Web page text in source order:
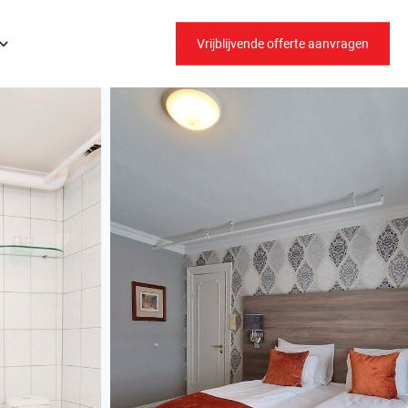
Vrijblijvende offerte aanvragen